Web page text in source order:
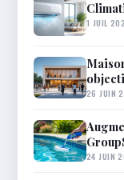
1 JUIL
26 JUIN
24 JUIN